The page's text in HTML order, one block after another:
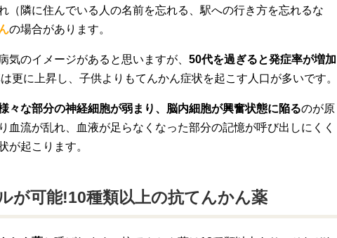
（隣に住んでいる人の名前を忘れる、駅への行き方を忘れるな
の場合があります。
気のイメージがあると思いますが、 50代を過ぎると発症率が増加
更に上昇し、子供よりもてんかん症状を起こす人口が多いです。
々な部分の神経細胞が弱まり、脳内細胞が興奮状態に陥るのが原
血流が乱れ、血液が足らなくなった部分の記憶が呼び出しにくく
が起こります。
が可能!10種類以上の抗てんかん薬